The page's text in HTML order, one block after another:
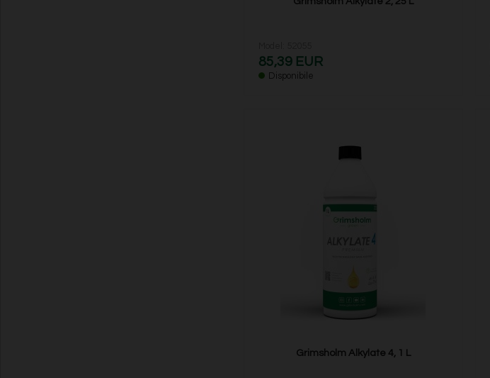
85,39 EUR
Disponibile
Grimsholm Alkylate 4, 1 L